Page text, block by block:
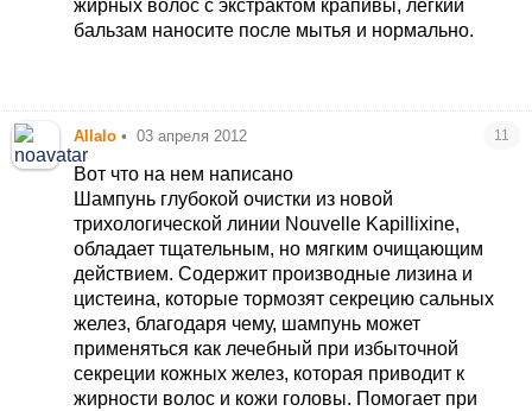
жирных волос с экстрактом крапивы, легкий
бальзам наносите после мытья и нормально.
Allalo • 03 апреля 2012 11
Вот что на нем написано
Шампунь глубокой очистки из новой
трихологической линии Nouvelle Kapillixine,
обладает тщательным, но мягким очищающим
действием. Содержит производные лизина и
цистеина, которые тормозят секрецию сальных
желез, благодаря чему, шампунь может
применяться как лечебный при избыточной
секреции кожных желез, которая приводит к
жирности волос и кожи головы. Помогает при